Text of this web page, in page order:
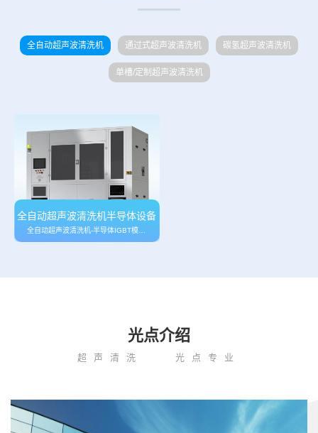
全自动超声波清洗机 通过式超声波清洗机 碳氢超声波清洗机
单槽/定制超声波清洗机
全自动超声波清洗机半导体设备
全自动超声波清洗机-半导体IGBT模块料盒 COB/CMOS管松香助焊剂残留物清…
光点介绍
超声清洗 光点专业